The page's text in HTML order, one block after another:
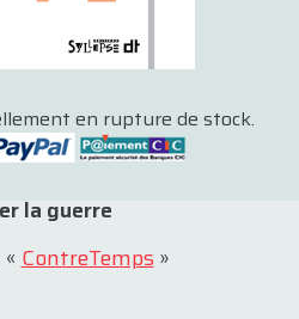
en rupture de stock.
la guerre
«ContreTemps»